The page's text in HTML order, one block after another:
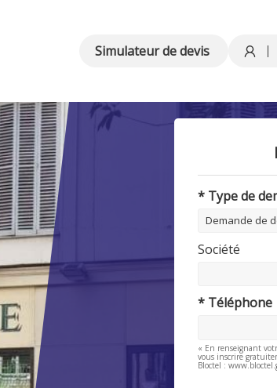
Simulateur de devis
* Type de
Société
* Téléphone
« En renseignant
vous inscrire
Bloctel :